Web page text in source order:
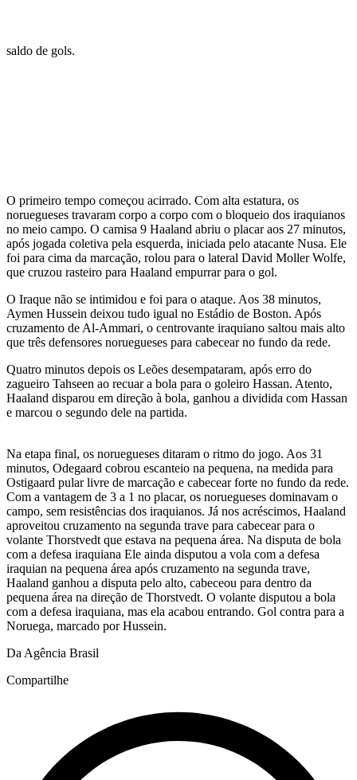
saldo de gols.
O primeiro tempo começou acirrado. Com alta estatura, os
noruegueses travaram corpo a corpo com o bloqueio dos iraquianos
no meio campo. O camisa 9 Haaland abriu o placar aos 27 minutos,
após jogada coletiva pela esquerda, iniciada pelo atacante Nusa. Ele
foi para cima da marcação, rolou para o lateral David Moller Wolfe,
que cruzou rasteiro para Haaland empurrar para o gol.
O Iraque não se intimidou e foi para o ataque. Aos 38 minutos,
Aymen Hussein deixou tudo igual no Estádio de Boston. Após
cruzamento de Al-Ammari, o centrovante iraquiano saltou mais alto
que três defensores noruegueses para cabecear no fundo da rede.
Quatro minutos depois os Leões desempataram, após erro do
zagueiro Tahseen ao recuar a bola para o goleiro Hassan. Atento,
Haaland disparou em direção à bola, ganhou a dividida com Hassan
e marcou o segundo dele na partida.
Na etapa final, os noruegueses ditaram o ritmo do jogo. Aos 31
minutos, Odegaard cobrou escanteio na pequena, na medida para
Ostigaard pular livre de marcação e cabecear forte no fundo da rede.
Com a vantagem de 3 a 1 no placar, os noruegueses dominavam o
campo, sem resistências dos iraquianos. Já nos acréscimos, Haaland
aproveitou cruzamento na segunda trave para cabecear para o
volante Thorstvedt que estava na pequena área. Na disputa de bola
com a defesa iraquiana Ele ainda disputou a vola com a defesa
iraquian na pequena área após cruzamento na segunda trave,
Haaland ganhou a disputa pelo alto, cabeceou para dentro da
pequena área na direção de Thorstvedt. O volante disputou a bola
com a defesa iraquiana, mas ela acabou entrando. Gol contra para a
Noruega, marcado por Hussein.
Da Agência Brasil
Compartilhe